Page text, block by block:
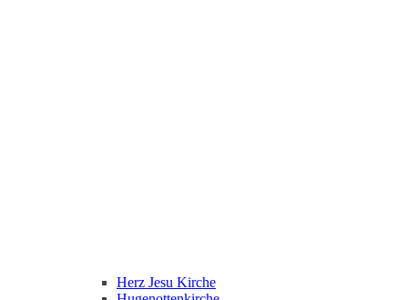
Herz Jesu Kirche